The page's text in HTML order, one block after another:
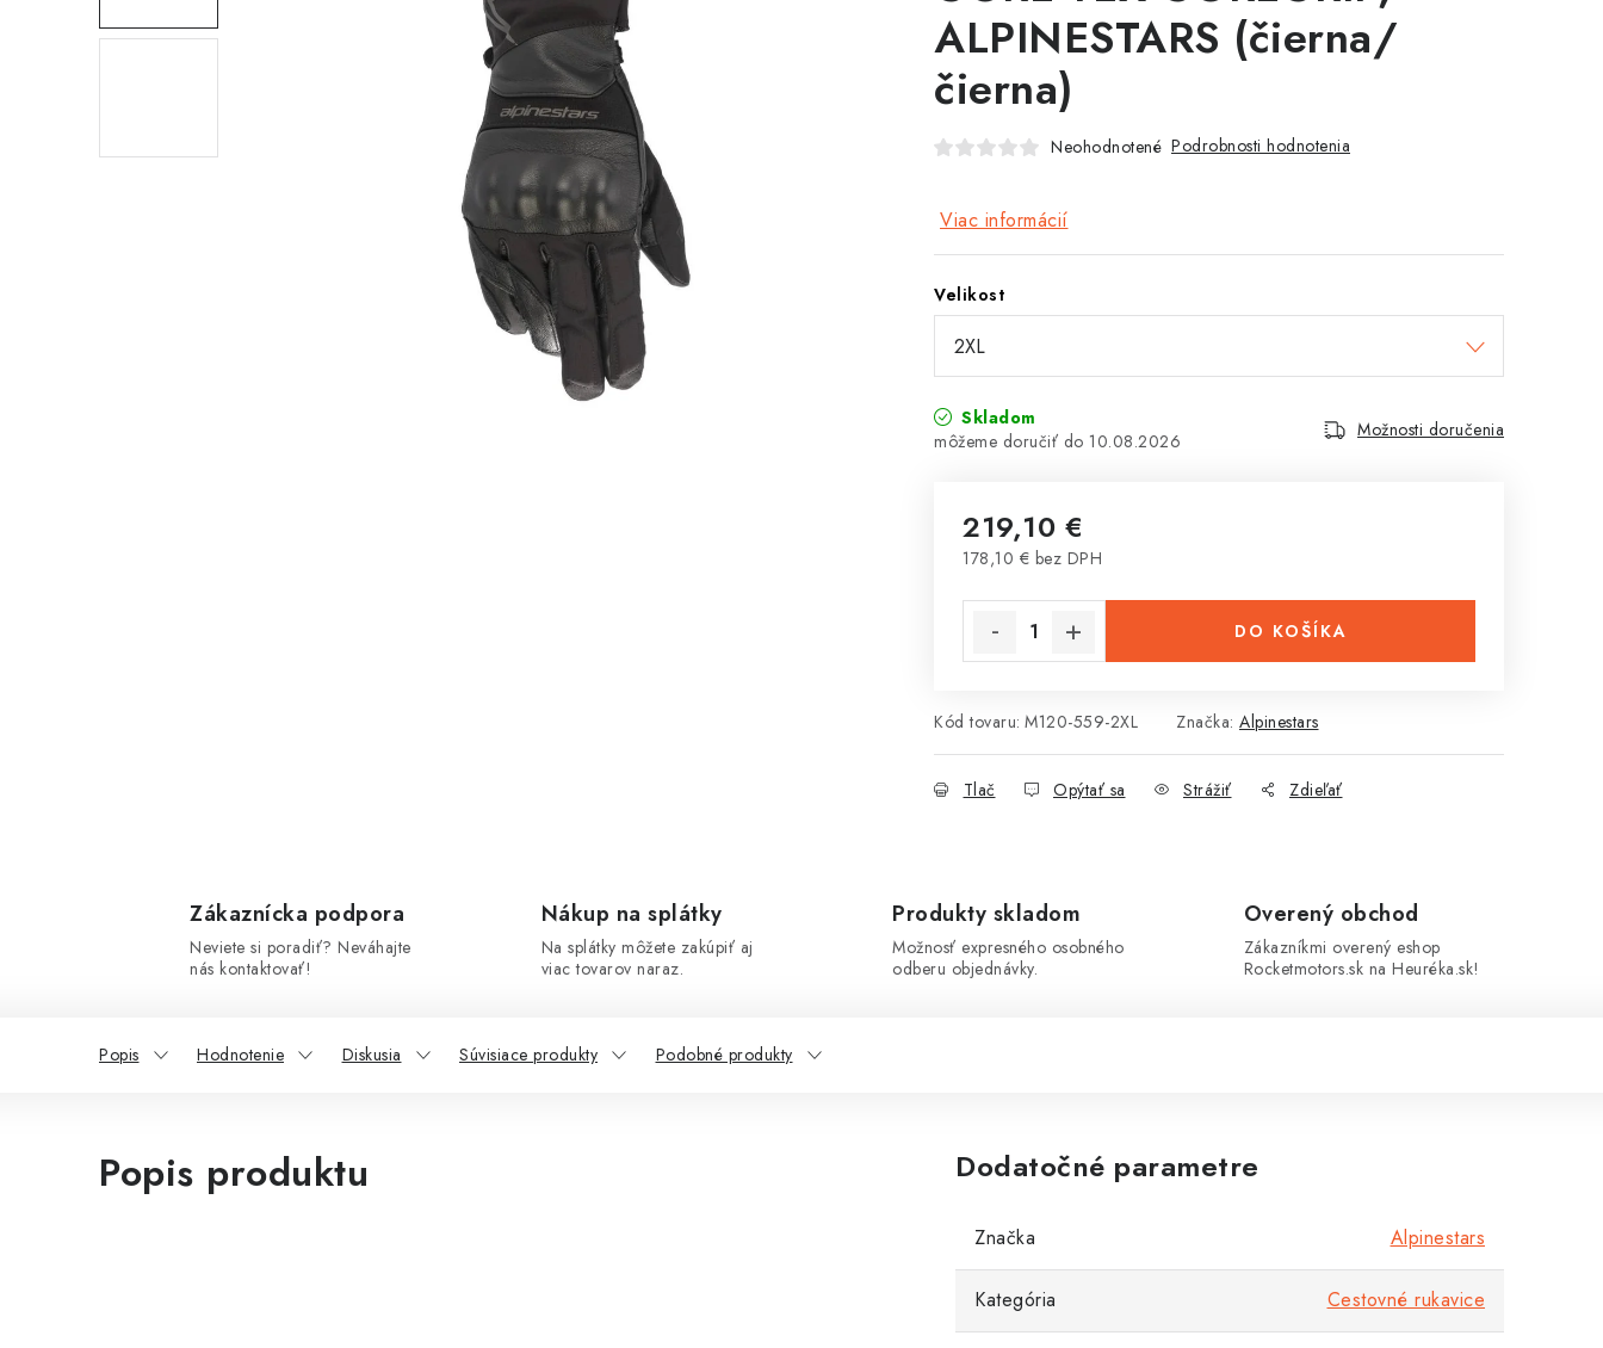
ALPINESTARS (čierna/
čierna)
Neohodnotené Podrobnosti hodnotenia
Viac informácií
Velikost
Skladom
10.08.2026
Možnosti doručenia
219,10 €
178,10 € bez DPH
DO KOŠÍKA
Kód tovaru: M120-559-2XL Značka: Alpinestars
Tlač Opýtať sa Strážiť Zdieľať
Zákaznícka podpora
Neviete si poradiť? Neváhajte
nás kontaktovať!
Nákup na splátky
Na splátky môžete zakúpiť aj
viac tovarov naraz.
Produkty skladom
Možnosť expresného osobného
odberu objednávky.
Overený obchod
Zákazníkmi overený eshop
Rocketmotors.sk na Heuréka.sk!
Popis Hodnotenie Diskusia Súvisiace produkty Podobné produkty
Popis produktu Dodatočné parametre
Značka Alpinestars
Kategória Cestovné rukavice